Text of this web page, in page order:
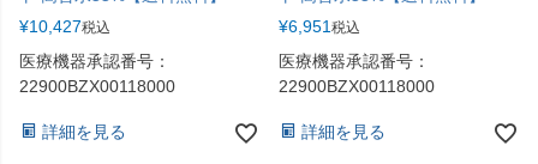
¥10,427税込
医療機器承認番号：
22900BZX00118000
詳細を見る
¥6,951税込
医療機器承認番号：
22900BZX00118000
詳細を見る